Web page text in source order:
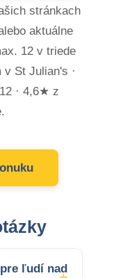
stránkach
aktuálne
12 v triede
v St Julian's ·
· 4,6★ z
ľudí nad